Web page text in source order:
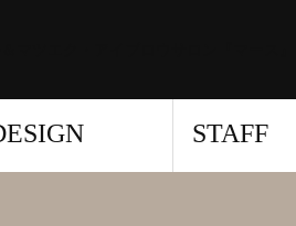
STAFF